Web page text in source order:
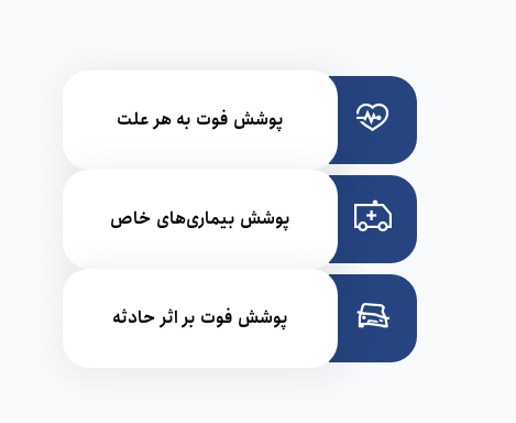
پوشش فوت به هر علت
پوشش بیماری‌های خاص
پوشش فوت بر اثر حادثه